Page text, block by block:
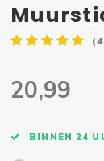
20,99
BINNEN 24